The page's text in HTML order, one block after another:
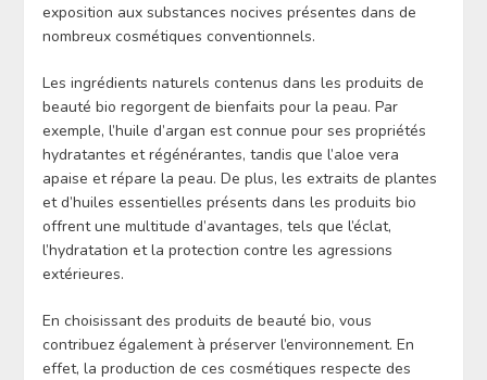
exposition aux substances nocives présentes dans de
nombreux cosmétiques conventionnels.
Les ingrédients naturels contenus dans les produits de
beauté bio regorgent de bienfaits pour la peau. Par
exemple, l’huile d’argan est connue pour ses propriétés
hydratantes et régénérantes, tandis que l’aloe vera
apaise et répare la peau. De plus, les extraits de plantes
et d’huiles essentielles présents dans les produits bio
offrent une multitude d’avantages, tels que l’éclat,
l’hydratation et la protection contre les agressions
extérieures.
En choisissant des produits de beauté bio, vous
contribuez également à préserver l’environnement. En
effet, la production de ces cosmétiques respecte des